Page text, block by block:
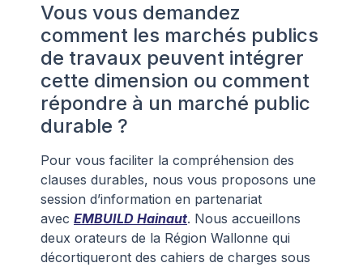
Vous vous demandez
comment les marchés publics
de travaux peuvent intégrer
cette dimension ou comment
répondre à un marché public
durable ?
Pour vous faciliter la compréhension des
clauses durables, nous vous proposons une
session d’information en partenariat
avec EMBUILD Hainaut. Nous accueillons
deux orateurs de la Région Wallonne qui
décortiqueront des cahiers de charges sous